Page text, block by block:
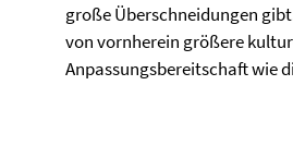
große Überschneidungen
von vornherein größere
Anpassungsbereitschaft wie